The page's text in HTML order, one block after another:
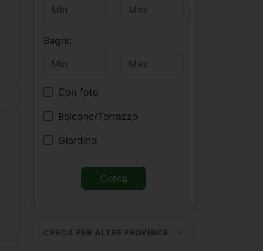
Bagni:
Con foto
Balcone/Terrazzo
Giardino
CERCA PER ALTRE PROVINCE